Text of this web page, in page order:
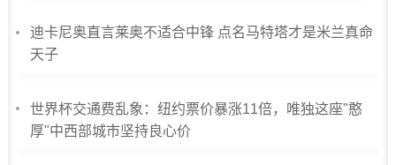
迪卡尼奥直言莱奥不适合中锋 点名马特塔才是米兰真命
天子
世界杯交通费乱象：纽约票价暴涨11倍，唯独这座"憨
厚"中西部城市坚持良心价